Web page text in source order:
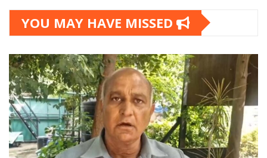
YOU MAY HAVE MISSED